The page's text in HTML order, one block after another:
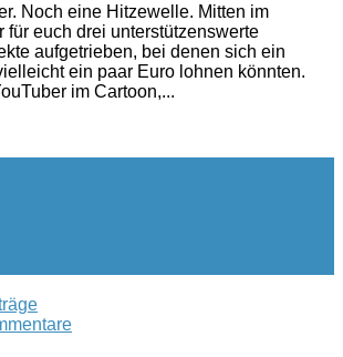
Noch eine Hitzewelle. Mitten im
für euch drei unterstützenswerte
aufgetrieben, bei denen sich ein
ein paar Euro lohnen könnten.
im Cartoon,...